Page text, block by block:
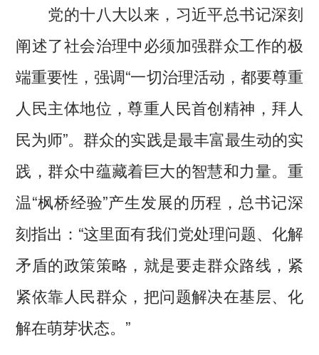
党的十八大以来，习近平总书记深刻
阐述了社会治理中必须加强群众工作的极
端重要性，强调“一切治理活动，都要尊重
人民主体地位，尊重人民首创精神，拜人
民为师”。群众的实践是最丰富最生动的实
践，群众中蕴藏着巨大的智慧和力量。重
温“枫桥经验”产生发展的历程，总书记深
刻指出：“这里面有我们党处理问题、化解
矛盾的政策策略，就是要走群众路线，紧
紧依靠人民群众，把问题解决在基层、化
解在萌芽状态。”